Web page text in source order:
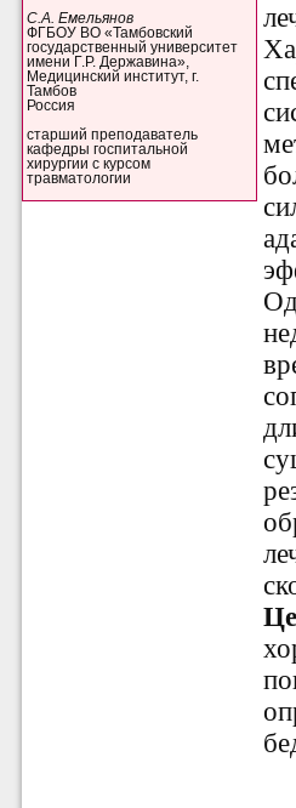
С.А. Емельянов
ФГБОУ ВО «Тамбовский
государственный университет
имени Г.Р. Державина»,
Медицинский институт, г.
Тамбов
Россия
старший преподаватель
кафедры госпитальной
хирургии с курсом
травматологии